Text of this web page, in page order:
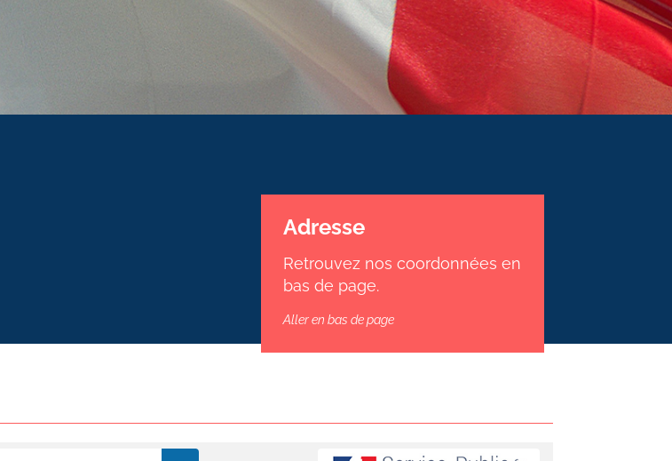
Adresse
Retrouvez nos coordonnées en
bas de page.
Aller en bas de page